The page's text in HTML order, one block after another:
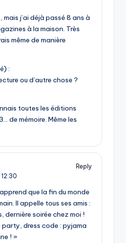
j’ai déjà passé 8 ans à
à la maison. Très
même de manière
:
ou d’autre chose ?
toutes les éditions
de mémoire. Même les
Reply
12:30
que la fin du monde
Il appelle tous ses amis :
dernière soirée chez moi !
dress code : pyjama
! »